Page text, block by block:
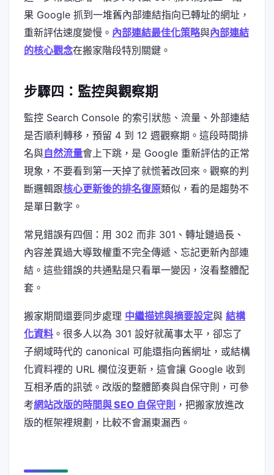
果 Google 抓到一堆舊內部連結指向已轉址的網址，
重新評估速度變慢。 內部連結最佳化策略與內部連結
的核心觀念在搬家階段特別關鍵。
步驟四：監控與觀察期
監控 Search Console 的索引狀態、流量、外部連結
是否順利轉移，預留 4 到 12 週觀察期。這段時間排
名與自然流量會上下跳，是 Google 重新評估的正常
現象，不要看到第一天掉了就慌著改回來。觀察的判
斷邏輯跟核心更新後的排名復原類似，看的是趨勢不
是單日數字。
常見錯誤有四個：用 302 而非 301、轉址鏈過長、
內容差異過大導致權重不完全傳遞、忘記更新內部連
結。這些錯誤的共通點是只看單一變因，沒看整體配
套。
搬家期間還要同步處理 中繼描述與摘要設定與 結構
化資料 。很多人以為 301 設好就萬事太平，卻忘了
子網域時代的 canonical 可能還指向舊網址，或結構
化資料裡的 URL 欄位沒更新，這會讓 Google 收到
互相矛盾的訊號。改版的整體節奏與自保守則，可參
考網站改版的時間與 SEO 自保守則 ，把搬家放進改
版的框架裡規劃，比較不會漏東漏西。